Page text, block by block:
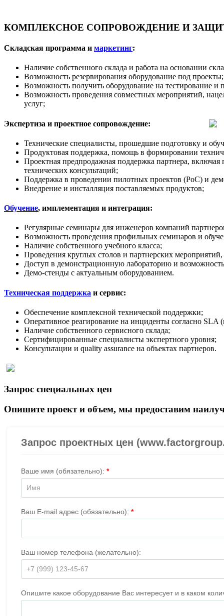
КОМПЛЕКСНОЕ СОПРОВОЖДЕНИЕ И
Складская программа и маркетинг:
Наличие собственного склада и работа на основании
Возможность резервирования оборудование под проекты;
Возможность получить оборудование на тестирование и
Возможность проведения совместных мероприятий,
услуг;
Экспертиза и проектное сопровождение:
Технические специалисты, прошедшие подготовку и
Продуктовая поддержка, помощь в формировании
Проектная предпродажная поддержка партнера, включая
технических консультаций;
Поддержка в проведении пилотных проектов (PoC) и
Внедрение и инсталляция поставляемых продуктов;
Обучение, имплементация и интеграция:
Регулярные семинары для инженеров компаний
Возможность проведения профильных семинаров и
Наличие собственного учебного класса;
Проведения круглых столов и партнерских
Доступ в демонстрационную лабораторию и
Демо-стенды с актуальным оборудованием.
Техническая поддержка и сервис:
Обеспечение комплексной технической поддержки;
Оперативное реагирование на инциденты согласно SLA
Наличие собственного сервисного склада;
Сертифицированные специалисты экспертного уровня;
Консультации и quality assurance на объектах партнеров.
Запрос специальных цен
Опишите проект и объем, мы предоставим